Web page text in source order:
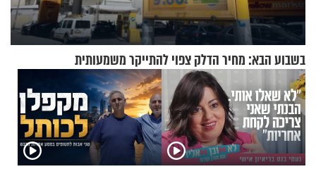
בשבוע הבא: מחיר הדלק צפוי להתייקר משמעותית